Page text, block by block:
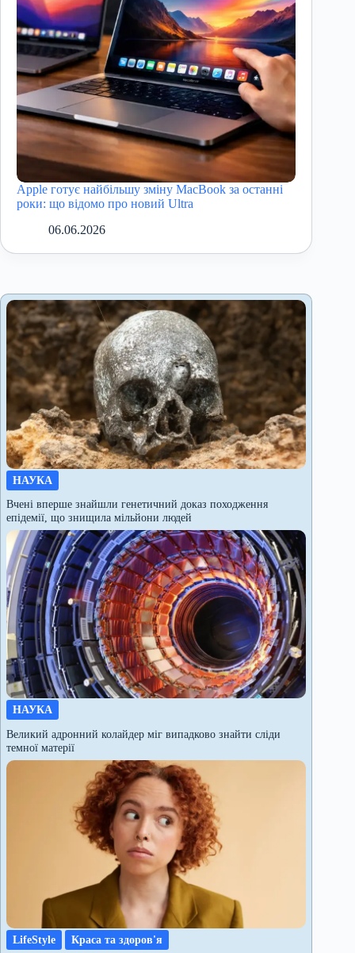
Apple готує найбільшу зміну MacBook за останні
роки: що відомо про новий Ultra
06.06.2026
НАУКА
Вчені вперше знайшли генетичний доказ походження
епідемії, що знищила мільйони людей
НАУКА
Великий адронний колайдер міг випадково знайти сліди
темної матерії
LifeStyle Краса та здоров'я